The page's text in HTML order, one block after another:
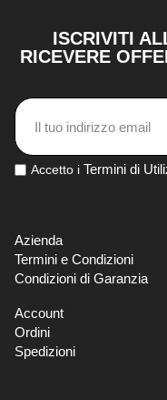
ISCRIVITI
RICEVERE
Accetto i Termini di
Azienda
Termini e Condizioni
Condizioni di Garanzia
Account
Ordini
Spedizioni